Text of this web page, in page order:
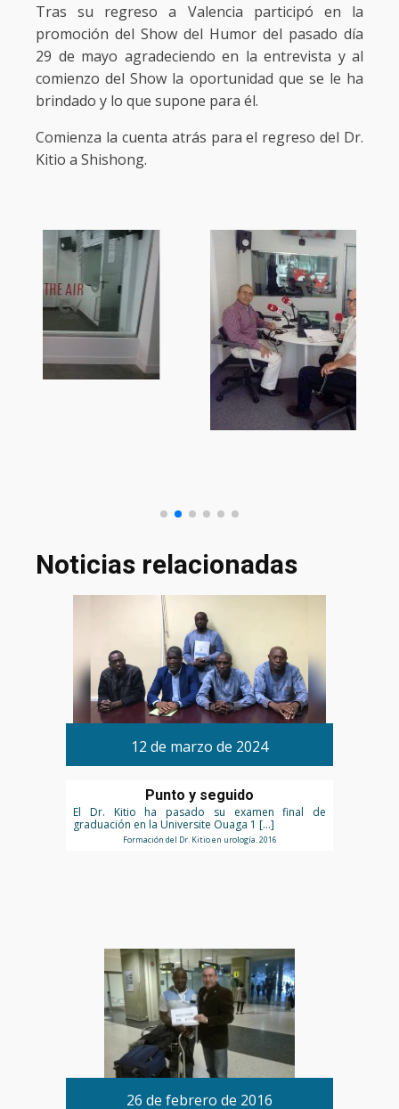
Tras su regreso a Valencia participó en la
promoción del Show del Humor del pasado día
29 de mayo agradeciendo en la entrevista y al
comienzo del Show la oportunidad que se le ha
brindado y lo que supone para él.
Comienza la cuenta atrás para el regreso del Dr.
Kitio a Shishong.
Noticias relacionadas
12 de marzo de 2024
Punto y seguido
El Dr. Kitio ha pasado su examen final de
graduación en la Universite Ouaga 1 […]
Formación del Dr. Kitio en urología. 2016
26 de febrero de 2016